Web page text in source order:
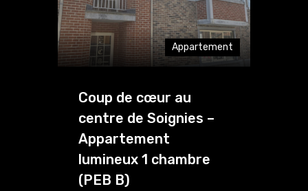
Appartement
Coup de cœur au
centre de Soignies –
Appartement
lumineux 1 chambre
(PEB B)